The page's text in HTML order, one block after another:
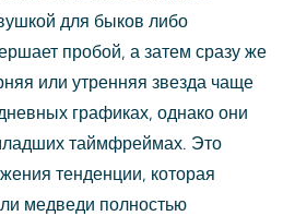
для быков либо
пробой, а затем сразу же
или утренняя звезда чаще
графиках, однако они
таймфреймах. Это
тенденции, которая
медведи полностью